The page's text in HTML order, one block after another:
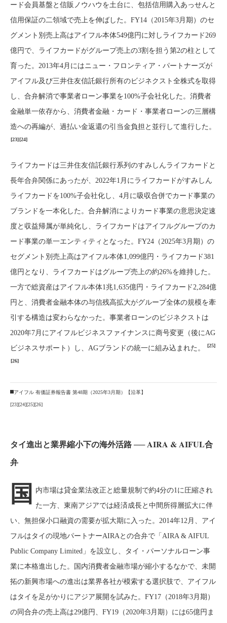
ード会員基盤と信販ノウハウを土台に、包括信用購入あっせんと
信用保証の二領域で売上を伸ばした。FY14（2015年3月期）のセ
グメント別売上高はアイフル本体549億円に対しライフカード269
億円で、ライフカードがグループ売上の3割を担う第2の柱として
育った。2013年4月にはニュー・フロンティア・パートナーズが
アイフル及び三井住友信託銀行所有のビジネクスト全株式を取得
し、合弁解消で事業者ローン事業を100%子会社化した。消費者
金融単一依存から、消費者金融・カード・事業者ローンの三層構
造への再編が、過払い金返還の引当金負担と並行して進行した。
[23][24]
ライフカードは三井住友信託銀行系列のすみしんライフカードと
長年合弁関係にあったが、2022年1月にライフカードがすみしん
ライフカードを100%子会社化し、4月に吸収合併でカード事業の
ブランドを一本化した。合弁解消によりカード事業の意思決定速
度と収益帰属が単純化し、ライフカードはアイフルグループのカ
ード事業の単一エンティティとなった。FY24（2025年3月期）の
セグメント別売上高はアイフル本体1,099億円・ライフカード381
億円となり、ライフカードはグループ売上の約26%を維持した。
一方で総資産はアイフル本体1兆1,635億円・ライフカード2,284億
円と、消費者金融本体の与信残高拡大がグループ全体の規模を牽
引する構造は変わらなかった。事業者ローンのビジネクストは
2020年7月にアイフルビジネスファイナンスに商号変更（後にAG
ビジネスサポート）し、AGブランドの統一に組み込まれた。
[25]
[26]
アイフル 有価証券報告書 第48期（2025年3月期）【沿革】
[23][24][25][26]
タイ進出と業界縮小下の海外活路 ── AIRA & AIFUL合
弁
国 内市場は貸金業法改正と総量規制で約4分の1に圧縮され
た一方、東南アジアでは経済成長と中間所得層拡大に伴
い、無担保小口融資の需要が拡大期に入った。2014年12月、アイ
フルはタイの現地パートナーAIRAとの合弁で「AIRA & AIFUL
Public Company Limited」を設立し、タイ・パーソナルローン事
業に本格進出した。国内消費者金融市場が縮小するなかで、未開
拓の新興市場への進出は業界各社が模索する選択肢で、アイフル
はタイを足がかりにアジア展開を試みた。FY17（2018年3月期）
の同合弁の売上高は29億円、FY19（2020年3月期）には65億円ま